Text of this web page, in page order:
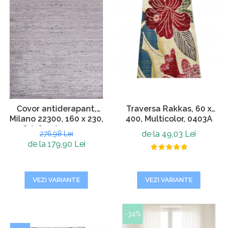
Covor antiderapant,
Milano 22300, 160 x 230,
Gri, Grosime 4mm
276,98 Lei
de la 179,90 Lei
VEZI VARIANTE
Traversa Rakkas, 60 x
400, Multicolor, 0403A
de la 49,03 Lei
VEZI VARIANTE
-34%